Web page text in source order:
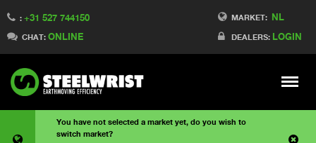
MARKET: NL
DEALERS: LOGIN
: +31 527 744150
CHAT: ONLINE
Meny
You have not selected a market yet, do you wish to
switch market?